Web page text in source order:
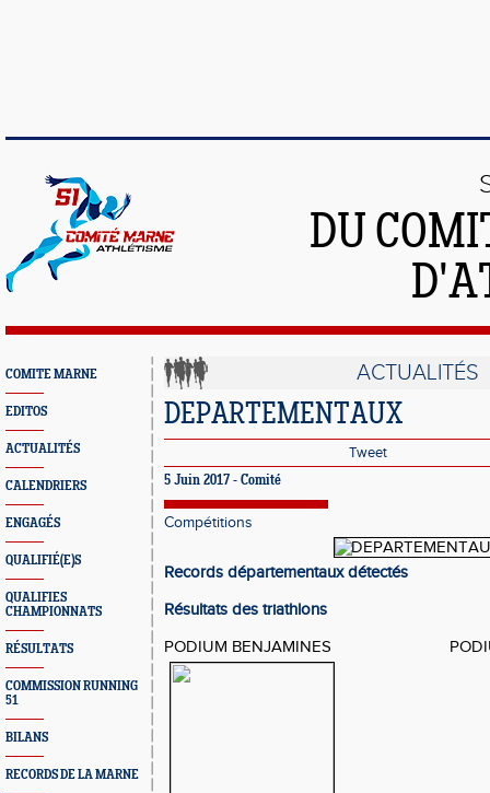
DU
COMITE MARNE
EDITOS
ACTUALITÉS
CALENDRIERS
ENGAGÉS
QUALIFIÉ(E)S
QUALIFIES
CHAMPIONNATS
RÉSULTATS
COMMISSION RUNNING
51
BILANS
RECORDS DE LA MARNE
ACTUALITÉS
DEPARTEMENTAUX
Tweet
5 Juin 2017 - Comité
Compétitions
Records départementaux détectés
Résultats des triathlons
PODIUM BENJAMINES PODIUM